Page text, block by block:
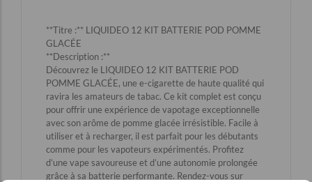
**Titre :** LIQUIDEO 12 KIT BATTERIE POD POMME
GLACÉE
**Description :**
Découvrez le LIQUIDEO 12 KIT BATTERIE POD
POMME GLACÉE, une e-cigarette de haute qualité qui
ravira les amateurs de tabac. Ce kit complet est conçu
pour offrir une expérience de vapotage exceptionnelle
avec son arôme de pomme glacée irrésistible. Facile à
utiliser et à recharger, il est parfait pour les débutants
comme pour les vapoteurs expérimentés. Profitez
d’une vape savoureuse et d’une autonomie prolongée
grâce à sa batterie performante. Rendez-vous sur